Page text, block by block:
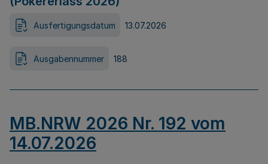
Ausfertigungsdatum 13.07.2026
Ausgabennummer 188
MB.NRW 2026 Nr. 192 vom
14.07.2026